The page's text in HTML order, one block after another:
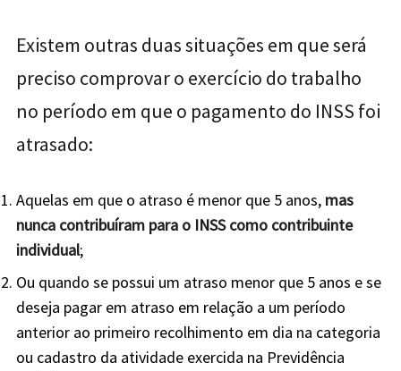
Existem outras duas situações em que será
preciso comprovar o exercício do trabalho
no período em que o pagamento do INSS foi
atrasado:
Aquelas em que o atraso é menor que 5 anos, mas
nunca contribuíram para o INSS como contribuinte
individual;
Ou quando se possui um atraso menor que 5 anos e se
deseja pagar em atraso em relação a um período
anterior ao primeiro recolhimento em dia na categoria
ou cadastro da atividade exercida na Previdência